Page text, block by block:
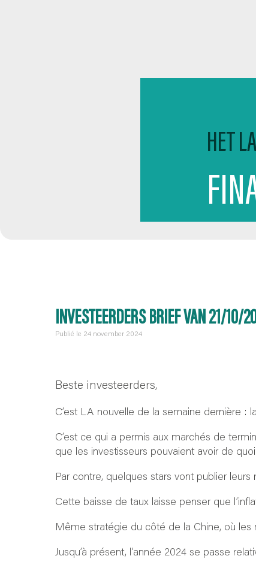
HET
INVESTEERDERS BRIEF VAN 21/10/
Publié le 24 november 2024
Beste investeerders,
C’est LA nouvelle de la semaine dernière
C’est ce qui a permis aux marchés de
que les investisseurs pouvaient avoir de
Par contre, quelques stars vont publier
Cette baisse de taux laisse penser que
Même stratégie du côté de la Chine, où les
Jusqu’à présent, l’année 2024 se passe